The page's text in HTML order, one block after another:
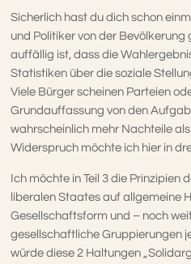
Sicherlich hast du dich schon
und Politiker von der
auffällig ist, dass die
Statistiken über die soziale
Viele Bürger scheinen Parteien
Grundauffassung von den
wahrscheinlich mehr Nachteile
Widerspruch möchte ich hier in
Ich möchte in Teil 3 die Prinzipien
liberalen Staates auf allgemeine
Gesellschaftsform und – noch
gesellschaftliche Gruppierungen
würde diese 2 Haltungen